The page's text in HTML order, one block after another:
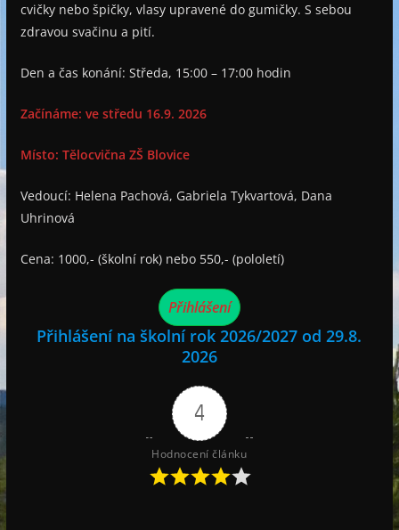
cvičky nebo špičky, vlasy upravené do gumičky. S sebou
zdravou svačinu a pití.
Den a čas konání: Středa, 15:00 – 17:00 hodin
Začínáme: ve středu 16.9. 2026
Místo: Tělocvična ZŠ Blovice
Vedoucí: Helena Pachová, Gabriela Tykvartová, Dana
Uhrinová
Cena: 1000,- (školní rok) nebo 550,- (pololetí)
Přihlášení
Přihlášení na školní rok 2026/2027 od 29.8.
2026
4
Hodnocení článku